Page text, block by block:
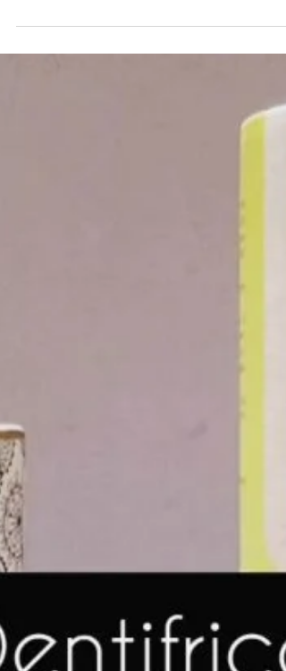
tester en premier avec de l’avoine et je